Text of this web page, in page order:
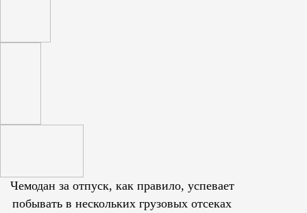
Чемодан за отпуск, как правило, успевает
побывать в нескольких грузовых отсеках